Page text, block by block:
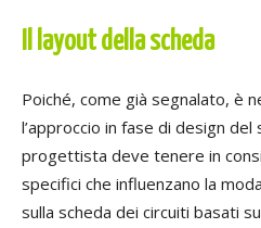
Il layout della scheda
Poiché, come già segnalato, è
l’approccio in fase di design
progettista deve tenere in
specifici che influenzano la
sulla scheda dei circuiti basati